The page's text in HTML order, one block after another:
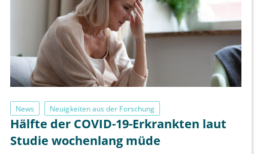
News Neuigkeiten aus der Forschung
Hälfte der COVID-19-Erkrankten laut
Studie wochenlang müde